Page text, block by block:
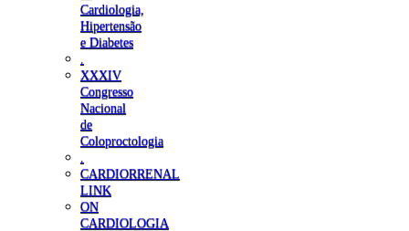
Cardiologia,
Hipertensão
e Diabetes
XXXIV
Congresso
Nacional
de
Coloproctologia
CARDIORRENAL
LINK
ON
CARDIOLOGIA